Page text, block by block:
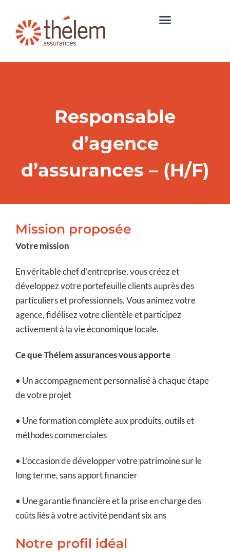
Responsable
d’agence
d’assurances – (H/F)
Mission proposée
Votre mission
En véritable chef d’entreprise, vous créez et
développez votre portefeuille clients auprès des
particuliers et professionnels. Vous animez votre
agence, fidélisez votre clientèle et participez
activement à la vie économique locale.
Ce que Thélem assurances vous apporte
• Un accompagnement personnalisé à chaque étape
de votre projet
• Une formation complète aux produits, outils et
méthodes commerciales
• L’occasion de développer votre patrimoine sur le
long terme, sans apport financier
• Une garantie financière et la prise en charge des
coûts liés à votre activité pendant six ans
Notre profil idéal